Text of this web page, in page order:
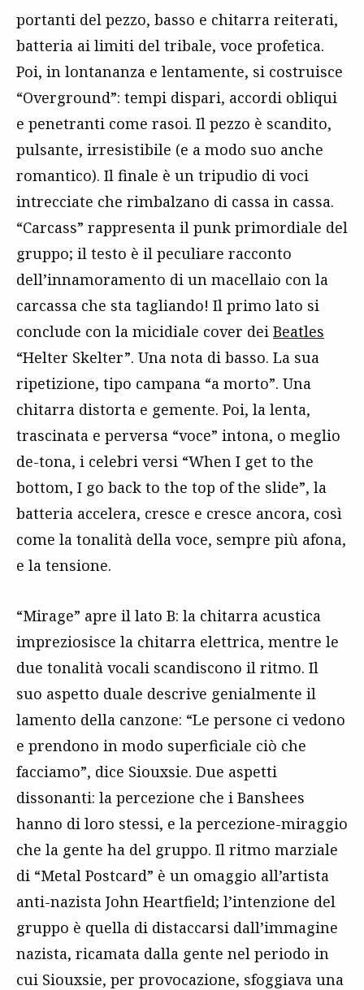
portanti del pezzo, basso e chitarra reiterati,
batteria ai limiti del tribale, voce profetica.
Poi, in lontananza e lentamente, si costruisce
“Overground”: tempi dispari, accordi obliqui
e penetranti come rasoi. Il pezzo è scandito,
pulsante, irresistibile (e a modo suo anche
romantico). Il finale è un tripudio di voci
intrecciate che rimbalzano di cassa in cassa.
“Carcass” rappresenta il punk primordiale del
gruppo; il testo è il peculiare racconto
dell’innamoramento di un macellaio con la
carcassa che sta tagliando! Il primo lato si
conclude con la micidiale cover dei Beatles
“Helter Skelter”. Una nota di basso. La sua
ripetizione, tipo campana “a morto”. Una
chitarra distorta e gemente. Poi, la lenta,
trascinata e perversa “voce” intona, o meglio
de-tona, i celebri versi “When I get to the
bottom, I go back to the top of the slide”, la
batteria accelera, cresce e cresce ancora, così
come la tonalità della voce, sempre più afona,
e la tensione.
“Mirage” apre il lato B: la chitarra acustica
impreziosisce la chitarra elettrica, mentre le
due tonalità vocali scandiscono il ritmo. Il
suo aspetto duale descrive genialmente il
lamento della canzone: “Le persone ci vedono
e prendono in modo superficiale ciò che
facciamo”, dice Siouxsie. Due aspetti
dissonanti: la percezione che i Banshees
hanno di loro stessi, e la percezione-miraggio
che la gente ha del gruppo. Il ritmo marziale
di “Metal Postcard” è un omaggio all’artista
anti-nazista John Heartfield; l’intenzione del
gruppo è quella di distaccarsi dall’immagine
nazista, ricamata dalla gente nel periodo in
cui Siouxsie, per provocazione, sfoggiava una